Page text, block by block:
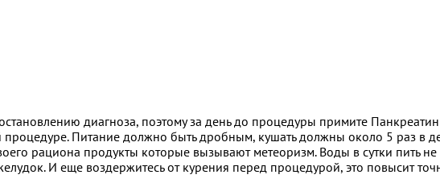
диагноза, поэтому за день до процедуры примите
процедуре. Питание должно быть дробным, кушать должны около 5 раз в
рациона продукты которые вызывают метеоризм. Воды в сутки пить
И еще воздержитесь от курения перед процедурой, это повысит